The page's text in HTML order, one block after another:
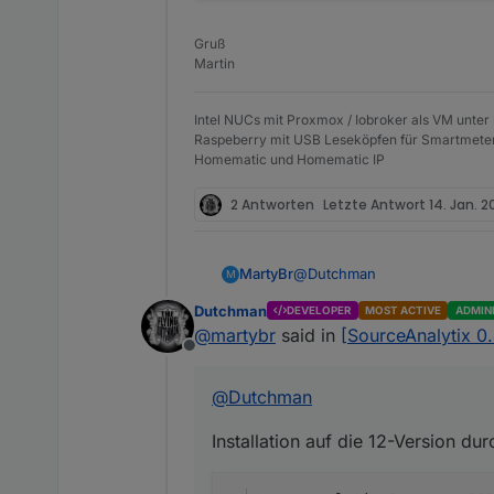
Gruß
Martin
Intel NUCs mit Proxmox / Iobroker als VM unter
Raspeberry mit USB Leseköpfen für
Homematic und Homematic IP
2 Antworten Letzte Antwort 14. Jan.
M MartyBr@Dutchman
Installation auf die 12-
Der Autor ist ein Homematic:
Offline
Dutchman DEVELOPER MOST ACTIVE
@martybr said in [SourceAnalytix
@Dutchman
Installation auf die 12-Version